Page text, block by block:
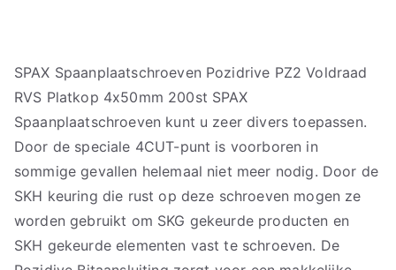
SPAX Spaanplaatschroeven Pozidrive PZ2 Voldraad
RVS Platkop 4x50mm 200st SPAX
Spaanplaatschroeven kunt u zeer divers toepassen.
Door de speciale 4CUT-punt is voorboren in
sommige gevallen helemaal niet meer nodig. Door de
SKH keuring die rust op deze schroeven mogen ze
worden gebruikt om SKG gekeurde producten en
SKH gekeurde elementen vast te schroeven. De